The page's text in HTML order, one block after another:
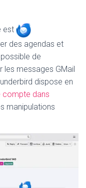
est
des agendas et
de
les messages GMail
dispose en
compte dans
manipulations